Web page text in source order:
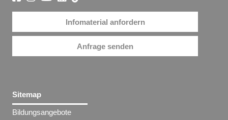
Infomaterial anfordern
Anfrage senden
Sitemap
Bildungsangebote